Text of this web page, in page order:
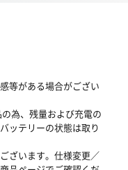
等がある場合がござい
為、残量および充電の
ッテリーの状態は取り
ざいます。仕様変更／